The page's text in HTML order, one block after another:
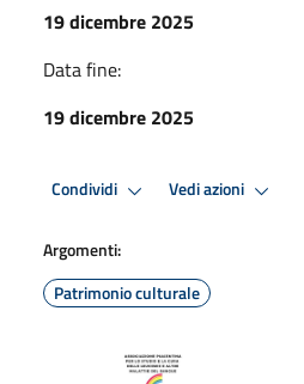
19 dicembre 2025
Data fine:
19 dicembre 2025
Condividi Vedi azioni
Argomenti:
Patrimonio culturale